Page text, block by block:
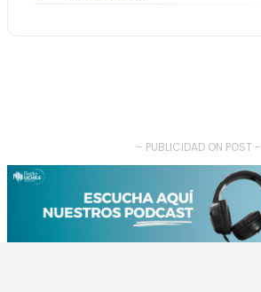
- PUBLICIDAD ON POST -